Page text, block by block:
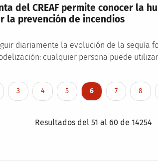
del CREAF permite conocer la
la prevención de incendios
diariamente la evolución de la sequía
cualquier persona puede
Page
3 Page
4 Page
5 Página actual
6 Page
7 Page
8
Resultados del 51 al 60 de 14254